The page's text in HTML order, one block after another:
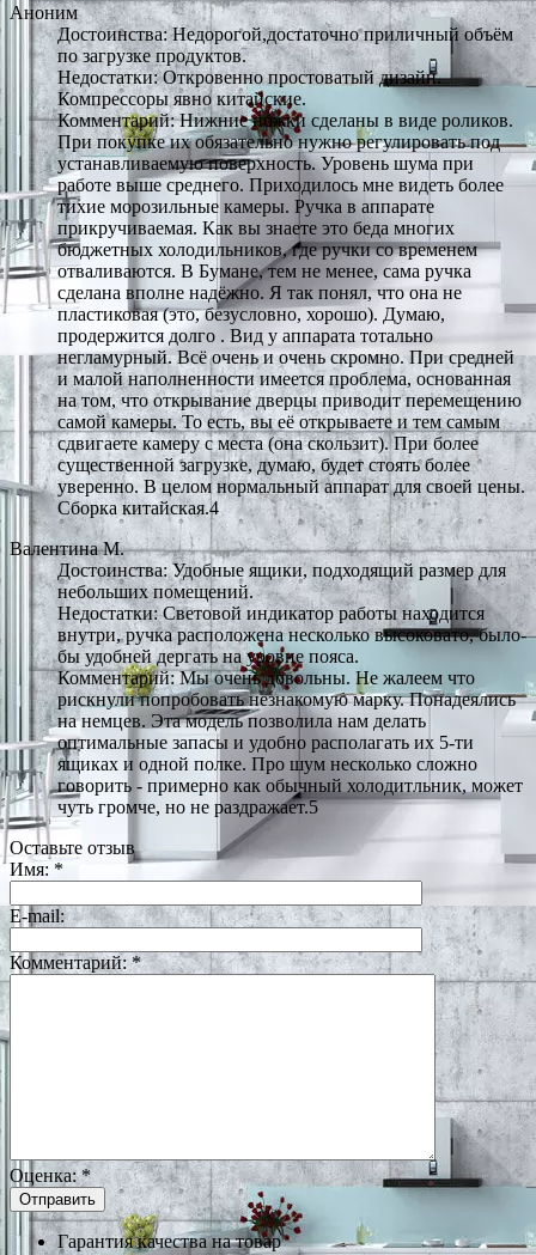
Аноним
Достоинства: Недорогой,достаточно приличный объём
по загрузке продуктов.
Недостатки: Откровенно простоватый дизайн.
Компрессоры явно китайские.
Комментарий: Нижние ножки сделаны в виде роликов.
При покупке их обязательно нужно регулировать под
устанавливаемую поверхность. Уровень шума при
работе выше среднего. Приходилось мне видеть более
тихие морозильные камеры. Ручка в аппарате
прикручиваемая. Как вы знаете это беда многих
бюджетных холодильников, где ручки со временем
отваливаются. В Бумане, тем не менее, сама ручка
сделана вполне надёжно. Я так понял, что она не
пластиковая (это, безусловно, хорошо). Думаю,
продержится долго . Вид у аппарата тотально
негламурный. Всё очень и очень скромно. При средней
и малой наполненности имеется проблема, основанная
на том, что открывание дверцы приводит перемещению
самой камеры. То есть, вы её открываете и тем самым
сдвигаете камеру с места (она скользит). При более
существенной загрузке, думаю, будет стоять более
уверенно. В целом нормальный аппарат для своей цены.
Сборка китайская.4
Валентина М.
Достоинства: Удобные ящики, подходящий размер для
небольших помещений.
Недостатки: Световой индикатор работы находится
внутри, ручка расположена несколько высоковато, было-
бы удобней дергать на уровне пояса.
Комментарий: Мы очень довольны. Не жалеем что
рискнули попробовать незнакомую марку. Понадеялись
на немцев. Эта модель позволила нам делать
оптимальные запасы и удобно располагать их 5-ти
ящиках и одной полке. Про шум несколько сложно
говорить - примерно как обычный холодитльник, может
чуть громче, но не раздражает.5
Оставьте отзыв
Имя: *
E-mail:
Комментарий:*
Оценка:*
Гарантия качества на товар